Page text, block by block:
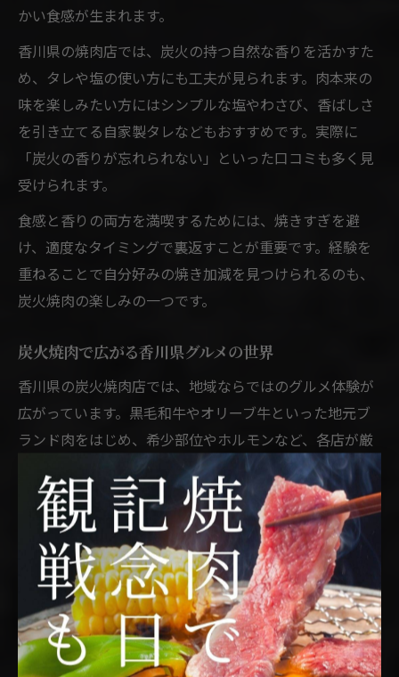
かい食感が生まれます。
香川県の焼肉店では、炭火の持つ自然な香りを活かすた
め、タレや塩の使い方にも工夫が見られます。肉本来の
味を楽しみたい方にはシンプルな塩やわさび、香ばしさ
を引き立てる自家製タレなどもおすすめです。実際に
「炭火の香りが忘れられない」といった口コミも多く見
受けられます。
食感と香りの両方を満喫するためには、焼きすぎを避
け、適度なタイミングで裏返すことが重要です。経験を
重ねることで自分好みの焼き加減を見つけられるのも、
炭火焼肉の楽しみの一つです。
炭火焼肉で広がる香川県グルメの世界
香川県の炭火焼肉店では、地域ならではのグルメ体験が
広がっています。黒毛和牛やオリーブ牛といった地元ブ
ランド肉をはじめ、希少部位やホルモンなど、各店が厳
選した食材を提供しています。これらを炭火で焼くこと
で、素材の良さを最大限に引き出すことができます。
また、香川県内には個室完備や落ち着いた空間の店舗も
多く、家族やグループ、カップルなど様々なシーンで利
用しやすいのが特徴です。宴会や記念日利用にも最適
で、コース料理や飲み放題プラン、子ども向けメニュー
など、多様なニーズに対応しています。
コストパフォーマンスも香川県焼肉の魅力の一つです。